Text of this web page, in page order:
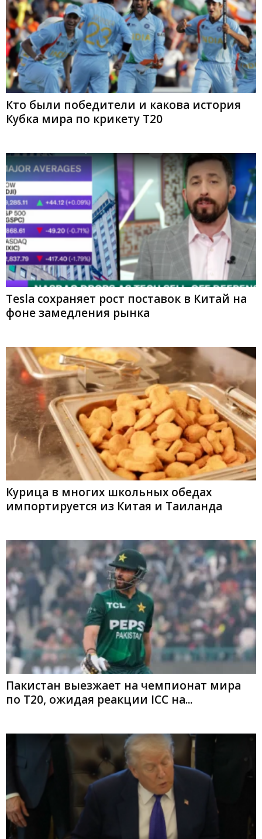
Кто были победители и какова история
Кубка мира по крикету T20
Tesla сохраняет рост поставок в Китай на
фоне замедления рынка
Курица в многих школьных обедах
импортируется из Китая и Таиланда
Пакистан выезжает на чемпионат мира
по Т20, ожидая реакции ICC на...